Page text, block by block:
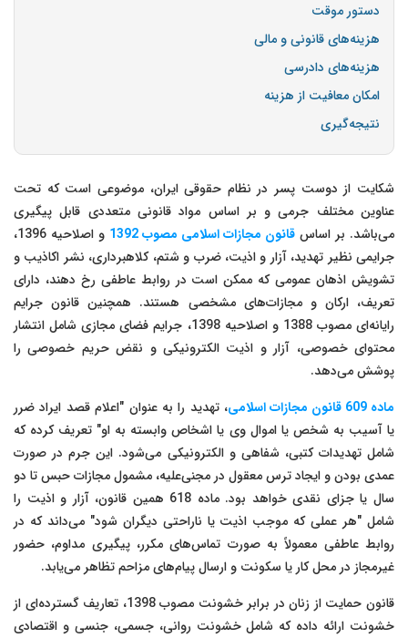
دستور موقت
هزینه‌های قانونی و مالی
هزینه‌های دادرسی
امکان معافیت از هزینه
نتیجه‌گیری
شکایت از دوست پسر در نظام حقوقی ایران، موضوعی است که تحت
عناوین مختلف جرمی و بر اساس مواد قانونی متعددی قابل پیگیری
می‌باشد. بر اساس قانون مجازات اسلامی مصوب 1392
و اصلاحیه 1396،
جرایمی نظیر تهدید، آزار و اذیت، ضرب و شتم، کلاهبرداری، نشر اکاذیب و
تشویش اذهان عمومی که ممکن است در روابط عاطفی رخ دهند، دارای
تعریف، ارکان و مجازات‌های مشخصی هستند. همچنین قانون جرایم
رایانه‌ای مصوب 1388 و اصلاحیه 1398، جرایم فضای مجازی شامل انتشار
محتوای خصوصی، آزار و اذیت الکترونیکی و نقض حریم خصوصی را
پوشش می‌دهد.
ماده 609 قانون مجازات اسلامی
، تهدید را به عنوان "اعلام قصد ایراد ضرر
یا آسیب به شخص یا اموال وی یا اشخاص وابسته به او" تعریف کرده که
شامل تهدیدات کتبی، شفاهی و الکترونیکی می‌شود. این جرم در صورت
عمدی بودن و ایجاد ترس معقول در مجنی‌علیه، مشمول مجازات حبس تا دو
سال یا جزای نقدی خواهد بود. ماده 618 همین قانون، آزار و اذیت را
شامل "هر عملی که موجب اذیت یا ناراحتی دیگران شود" می‌داند که در
روابط عاطفی معمولاً به صورت تماس‌های مکرر، پیگیری مداوم، حضور
غیرمجاز در محل کار یا سکونت و ارسال پیام‌های مزاحم تظاهر می‌یابد.
قانون حمایت از زنان در برابر خشونت مصوب 1398، تعاریف گسترده‌ای از
خشونت ارائه داده که شامل خشونت روانی، جسمی، جنسی و اقتصادی